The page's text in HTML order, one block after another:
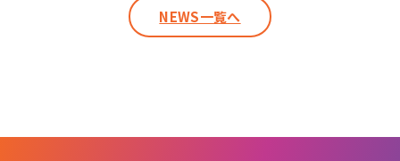
NEWS一覧へ